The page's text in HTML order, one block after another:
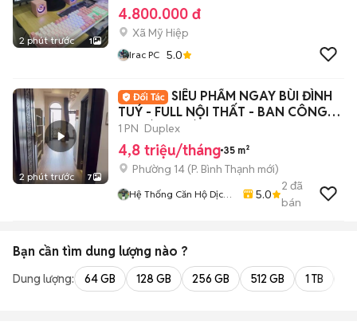
2 phút trước 1
4.800.000 đ
Xã Mỹ Hiệp
Irac PC 5.0
2 phút trước 7
SIÊU PHẨM NGAY BÙI ĐÌNH
TUÝ - FULL NỘI THẤT - BAN CÔNG
THOÁNG MÁT✨✨
1 PN Duplex
4,8 triệu/tháng 35 m²
Phường 14 (P. Bình Thạnh mới)
Hệ Thống Căn Hộ Dịch
5.0
2 đã
bán
Bạn cần tìm dung lượng nào ?
Dung lượng: 64 GB 128 GB 256 GB 512 GB 1 TB